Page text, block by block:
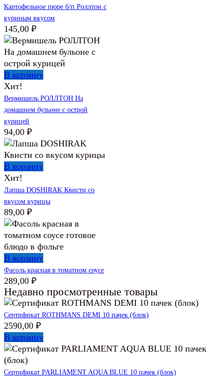
Картофельное пюре б/п Роллтон с
куриным вкусом
145,00 ₽
В корзину
Хит!
Вермишель РОЛЛТОН На
домашнем бульоне с острой
курицей
94,00 ₽
В корзину
Хит!
Лапша DOSHIRAK Квисти со
вкусом курицы
89,00 ₽
В корзину
Фасоль красная в томатном соусе
289,00 ₽
Недавно просмотренные товары
Сертификат ROTHMANS DEMI 10 пачек (блок)
2590,00 ₽
В корзину
Сертификат PARLIAMENT AQUA BLUE 10 пачек (блок)